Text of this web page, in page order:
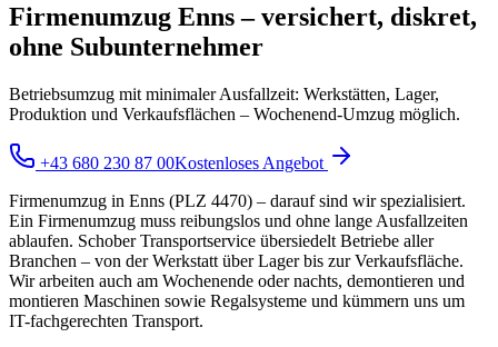
Firmenumzug Enns – versichert, diskret,
ohne Subunternehmer
Betriebsumzug mit minimaler Ausfallzeit: Werkstätten, Lager,
Produktion und Verkaufsflächen – Wochenend-Umzug möglich.
+43 680 230 87 00Kostenloses Angebot
Firmenumzug in Enns (PLZ 4470) – darauf sind wir spezialisiert.
Ein Firmenumzug muss reibungslos und ohne lange Ausfallzeiten
ablaufen. Schober Transportservice übersiedelt Betriebe aller
Branchen – von der Werkstatt über Lager bis zur Verkaufsfläche.
Wir arbeiten auch am Wochenende oder nachts, demontieren und
montieren Maschinen sowie Regalsysteme und kümmern uns um
IT-fachgerechten Transport.